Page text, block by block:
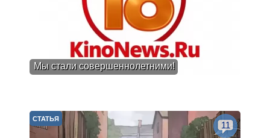
Мы стали совершеннолетними!
СТАТЬЯ
11